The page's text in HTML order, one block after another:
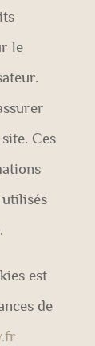
le
Ces
est
de